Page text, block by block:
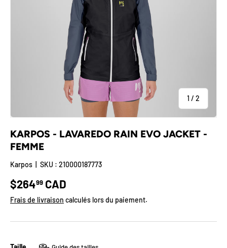
1 / de
2
KARPOS - LAVAREDO RAIN EVO JACKET -
FEMME
Karpos SKU : 210000187773
Prix habituel
$26499 CAD
Frais de livraison calculés lors du paiement.